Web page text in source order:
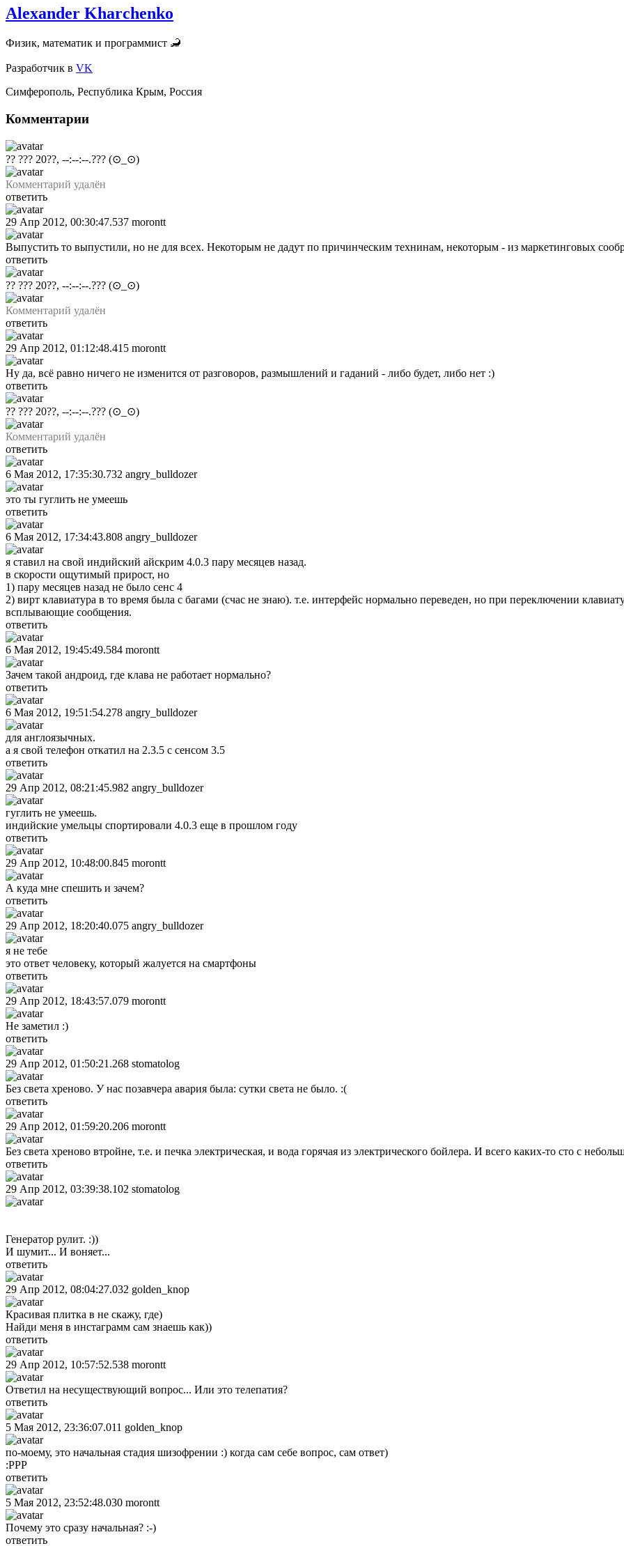
Alexander Kharchenko
Физик, математик и программист 🦂
Разработчик в VK
Симферополь, Республика Крым, Россия
Комментарии
?? ??? 20??, --:--:--.??? (⊙_⊙)
Комментарий удалён
ответить
29 Апр 2012, 00:30:47.537 morontt
Выпустить то выпустили, но не для всех. Некоторым не дадут по причинческим технинам, некоторым - из маркетинговых
ответить
?? ??? 20??, --:--:--.??? (⊙_⊙)
Комментарий удалён
ответить
29 Апр 2012, 01:12:48.415 morontt
Ну да, всё равно ничего не изменится от разговоров, размышлений и гаданий - либо будет, либо нет :)
ответить
?? ??? 20??, --:--:--.??? (⊙_⊙)
Комментарий удалён
ответить
6 Мая 2012, 17:35:30.732 angry_bulldozer
это ты гуглить не умеешь
ответить
6 Мая 2012, 17:34:43.808 angry_bulldozer
я ставил на свой индийский айскрим 4.0.3 пару месяцев назад.
в скорости ощутимый прирост, но
1) пару месяцев назад не было сенс 4
2) вирт клавиатура в то время была с багами (счас не знаю). т.е. интерфейс нормально переведен, но при переключении
всплывающие сообщения.
ответить
6 Мая 2012, 19:45:49.584 morontt
Зачем такой андроид, где клава не работает нормально?
ответить
6 Мая 2012, 19:51:54.278 angry_bulldozer
для англоязычных.
а я свой телефон откатил на 2.3.5 с сенсом 3.5
ответить
29 Апр 2012, 08:21:45.982 angry_bulldozer
гуглить не умеешь.
индийские умельцы спортировали 4.0.3 еще в прошлом году
ответить
29 Апр 2012, 10:48:00.845 morontt
А куда мне спешить и зачем?
ответить
29 Апр 2012, 18:20:40.075 angry_bulldozer
я не тебе
это ответ человеку, который жалуется на смартфоны
ответить
29 Апр 2012, 18:43:57.079 morontt
Не заметил :)
ответить
29 Апр 2012, 01:50:21.268 stomatolog
Без света хреново. У нас позавчера авария была: сутки света не было. :(
ответить
29 Апр 2012, 01:59:20.206 morontt
Без света хреново втройне, т.е. и печка электрическая, и вода горячая из электрического бойлера. И всего каких-то сто с
ответить
29 Апр 2012, 03:39:38.102 stomatolog
Генератор рулит. :))
И шумит... И воняет...
ответить
29 Апр 2012, 08:04:27.032 golden_knop
Красивая плитка в не скажу, где)
Найди меня в инстаграмм сам знаешь как))
ответить
29 Апр 2012, 10:57:52.538 morontt
Ответил на несуществующий вопрос... Или это телепатия?
ответить
5 Мая 2012, 23:36:07.011 golden_knop
по-моему, это начальная стадия шизофрении :) когда сам себе вопрос, сам ответ)
:PPP
ответить
5 Мая 2012, 23:52:48.030 morontt
Почему это сразу начальная? :-)
ответить